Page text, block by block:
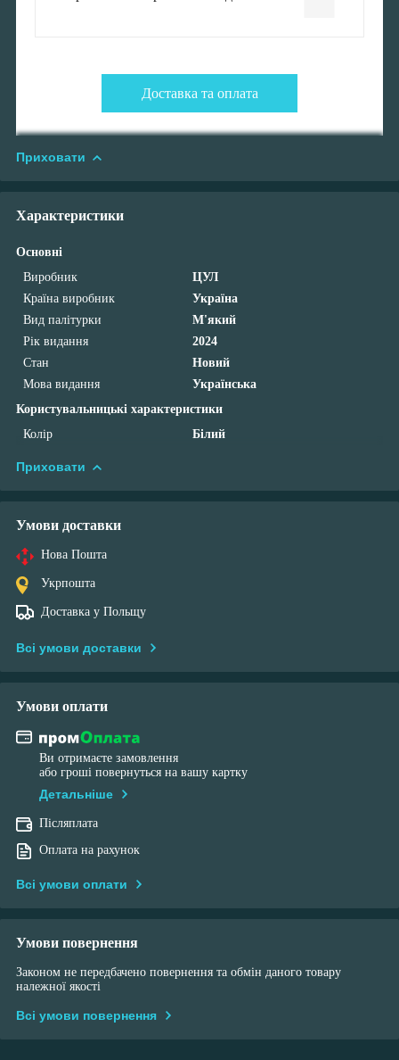
Доставка та оплата
Приховати
Характеристики
Основні
Виробник
ЦУЛ
Країна виробник
Україна
Вид палітурки
М'який
Рік видання
2024
Стан
Новий
Мова видання
Українська
Користувальницькі характеристики
Колір
Білий
Приховати
Умови доставки
Нова Пошта
Укрпошта
Доставка у Польщу
Всі умови доставки
Умови оплати
Ви отримаєте замовлення
або гроші повернуться на вашу картку
Детальніше
Післяплата
Оплата на рахунок
Всі умови оплати
Умови повернення
Законом не передбачено повернення та обмін даного товару
належної якості
Всі умови повернення